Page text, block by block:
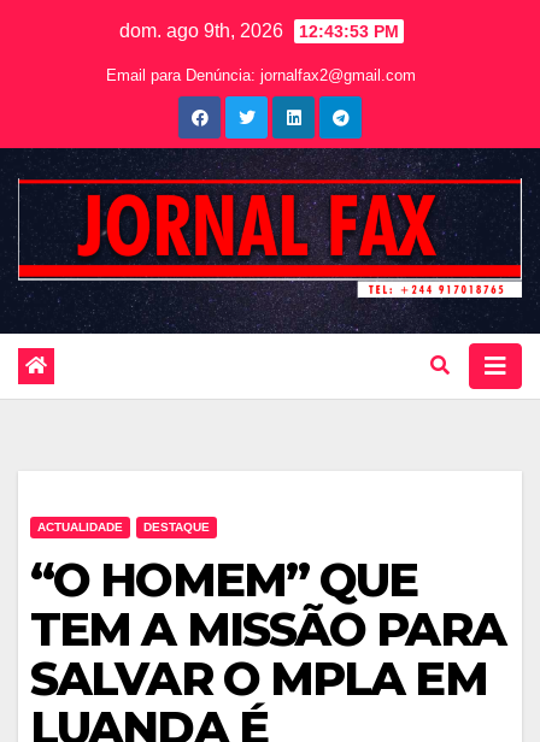
dom. ago 9th, 2026 12:43:54 PM
Email para Denúncia: jornalfax2@gmail.com
ACTUALIDADE DESTAQUE
“O HOMEM” QUE
TEM A MISSÃO PARA
SALVAR O MPLA EM
LUANDA É